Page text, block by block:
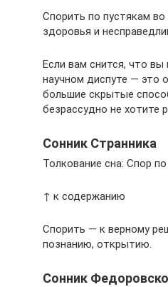
Спорить по пустякам
здоровья и
Если вам снится, что вы
научном диспуте — это
большие скрытые
безрассудно не хотите
Сонник Странника
Толкование сна: Спор
↑ к содержанию
Спорить — к верному
познанию, открытию.
Сонник